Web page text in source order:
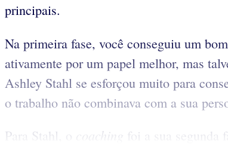
principais.
Na primeira fase, você conseguiu um
ativamente por um papel melhor, mas
Ashley Stahl se esforçou muito para
o trabalho não combinava com a sua
Para Stahl, o
coaching foi a sua segunda